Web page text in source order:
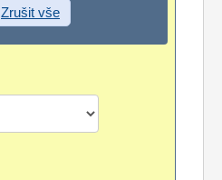
Zrušit vše